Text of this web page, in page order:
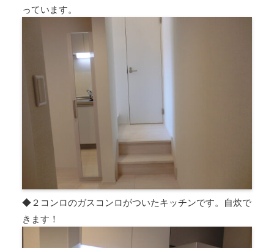
っています。
◆２コンロのガスコンロがついたキッチンです。自炊で
きます！